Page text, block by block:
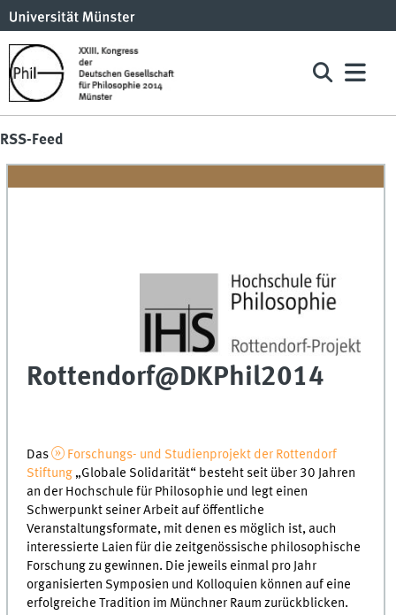
RSS-Feed
Rottendorf@DKPhil2014
Das
Forschungs- und Studienprojekt der Rottendorf
Stiftung „Globale Solidarität“ besteht seit über 30 Jahren
an der Hochschule für Philosophie und legt einen
Schwerpunkt seiner Arbeit auf öffentliche
Veranstaltungsformate, mit denen es möglich ist, auch
interessierte Laien für die zeitgenössische philosophische
Forschung zu gewinnen. Die jeweils einmal pro Jahr
organisierten Symposien und Kolloquien können auf eine
erfolgreiche Tradition im Münchner Raum zurückblicken.